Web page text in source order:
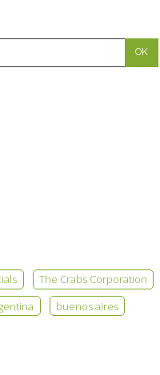
The Crabs Corporation
buenos aires